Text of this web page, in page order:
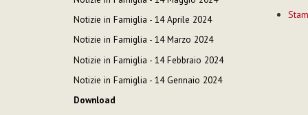
Notizie in Famiglia - 14 Aprile 2024
Notizie in Famiglia - 14 Marzo 2024
Notizie in Famiglia - 14 Febbraio 2024
Notizie in Famiglia - 14 Gennaio 2024
Download
sul